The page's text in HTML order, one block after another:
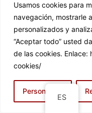
Usamos cookies para
navegación, mostrarle
personalizados y
“Aceptar todo” usted
de las cookies.
cookies/
Personalizar
ES